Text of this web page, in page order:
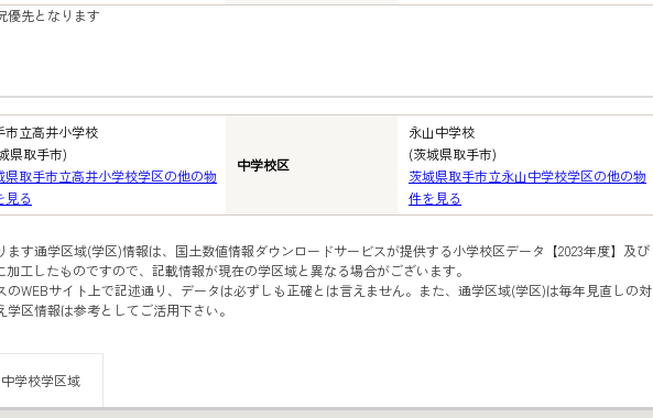
優先となります
市立高井小学校
県取手市)
県取手市立高井小学校学区の他の物
見る
中学校区
永山中学校
(茨城県取手市)
茨城県取手市立永山中学校学区の他の物
件を見る
す通学区域(学区)情報は、国土数値情報ダウンロードサービスが提供する小学校区データ【2023年度】及び
工したものですので、記載情報が現在の学区域と異なる場合がございます。
のWEBサイト上で記述通り、データは必ずしも正確とは言えません。また、通学区域(学区)は毎年見直しの対
区情報は参考としてご活用下さい。
学校学区域